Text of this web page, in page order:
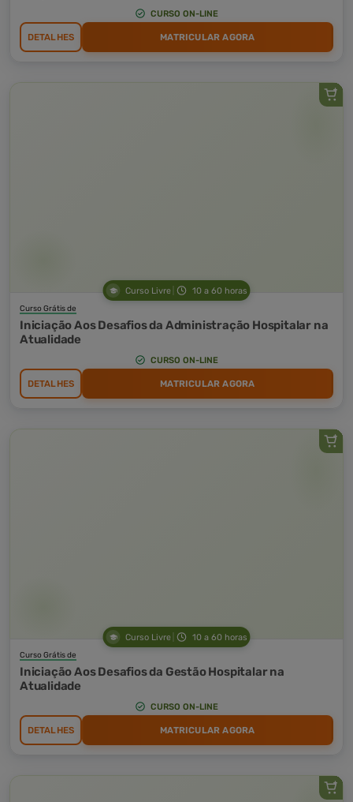
CURSO ON-LINE
DETALHES MATRICULAR AGORA
Curso Livre 10 a 60 horas
Curso Grátis de
Iniciação Aos Desafios da Administração Hospitalar na
Atualidade
CURSO ON-LINE
DETALHES MATRICULAR AGORA
Curso Livre 10 a 60 horas
Curso Grátis de
Iniciação Aos Desafios da Gestão Hospitalar na
Atualidade
CURSO ON-LINE
DETALHES MATRICULAR AGORA